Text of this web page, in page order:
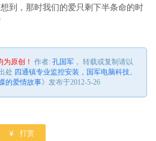
到，那时我们的爱只剩下半条命的时
原创！ 作者: 孔国军 ， 转载或复制请以
处 四通镇专业监控安装，国军电脑科技。
的爱情故事》发布于2012-5-26
 打赏